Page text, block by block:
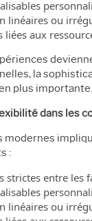
linéaires ou
liées aux
la
plus importante.
dans les
modernes
:
strictes entre les
linéaires ou